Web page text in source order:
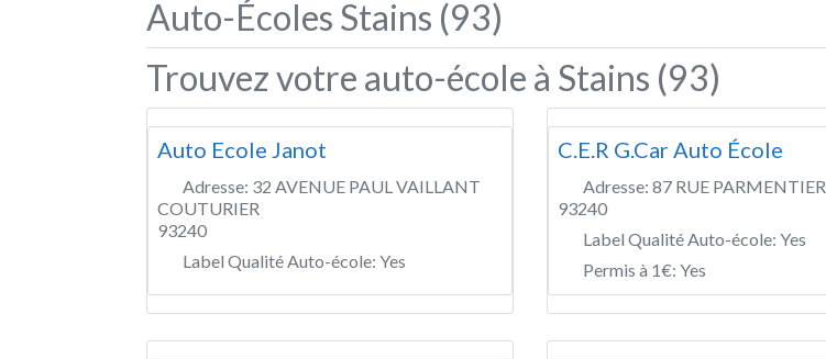
Auto-Écoles Stains (93)
Trouvez votre auto-école à Stains (93)
Auto Ecole Janot
Adresse: 32 AVENUE PAUL VAILLANT
COUTURIER
93240
Label Qualité Auto-école: Yes
C.E.R G.Car Auto École
Adresse: 87 RUE PARMENTIER
93240
Label Qualité Auto-école: Yes
Permis à 1€: Yes